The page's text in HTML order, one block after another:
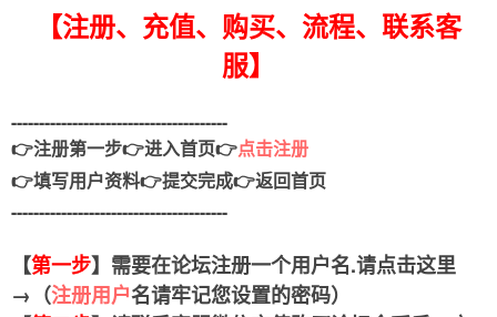
【注册、充值、购买、流程、联系客
服】
---------------------------------------
👉注册第一步👉进入首页👉点击注册
👉填写用户资料👉提交完成👉返回首页
---------------------------------------
【第一步】需要在论坛注册一个用户名.请点击这里
→（注册用户名请牢记您设置的密码）